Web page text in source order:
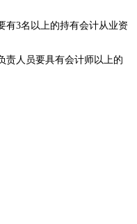
有3名以上的持有会计从业资
责人员要具有会计师以上的